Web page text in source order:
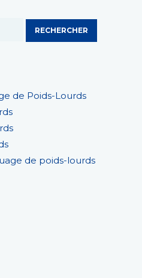
de Poids-Lourds
de poids-lourds